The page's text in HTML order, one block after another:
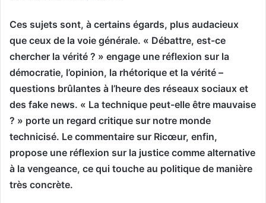
Ces sujets sont, à certains égards, plus audacieux
que ceux de la voie générale. « Débattre, est-ce
chercher la vérité ? » engage une réflexion sur la
démocratie, l’opinion, la rhétorique et la vérité –
questions brûlantes à l’heure des réseaux sociaux et
des fake news. « La technique peut-elle être mauvaise
? » porte un regard critique sur notre monde
technicisé. Le commentaire sur Ricœur, enfin,
propose une réflexion sur la justice comme alternative
à la vengeance, ce qui touche au politique de manière
très concrète.